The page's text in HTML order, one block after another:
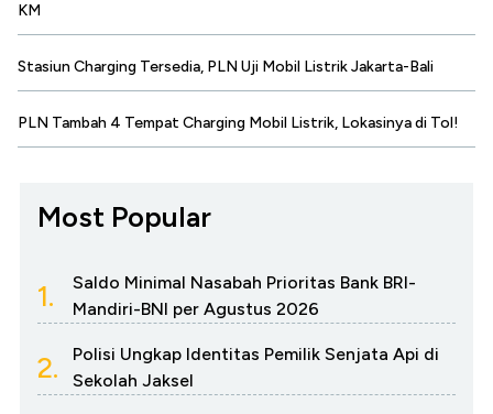
KM
Stasiun Charging Tersedia, PLN Uji Mobil Listrik Jakarta-Bali
PLN Tambah 4 Tempat Charging Mobil Listrik, Lokasinya di Tol!
Most Popular
1.
Saldo Minimal Nasabah Prioritas Bank BRI-
Mandiri-BNI per Agustus 2026
2.
Polisi Ungkap Identitas Pemilik Senjata Api di
Sekolah Jaksel